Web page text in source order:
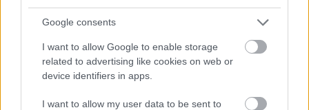
Google consents
I want to allow Google to enable storage
related to advertising like cookies on web or
device identifiers in apps.
I want to allow my user data to be sent to
Η εξωτική παραλία της Πάργας που θα λατρέψετε